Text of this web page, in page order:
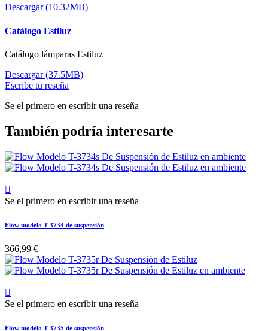
Descargar (10.32MB)
Catálogo Estiluz
Catálogo lámparas Estiluz
Descargar (37.5MB)
Escribe tu reseña
Se el primero en escribir una reseña
También podría interesarte

Se el primero en escribir una reseña
Flow modelo T-3734 de suspensión
366,99 €

Se el primero en escribir una reseña
Flow modelo T-3735 de suspensión